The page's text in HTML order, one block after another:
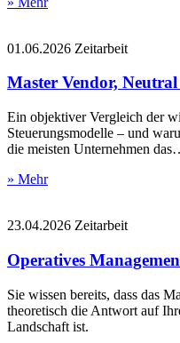
01.06.2026 Zeitarbeit
Master Vendor,
Ein objektiver Vergleich der
Steuerungsmodelle – und
die meisten Unternehmen
» Mehr
23.04.2026 Zeitarbeit
Operatives
Sie wissen bereits, dass das
theoretisch die Antwort auf
Landschaft ist.